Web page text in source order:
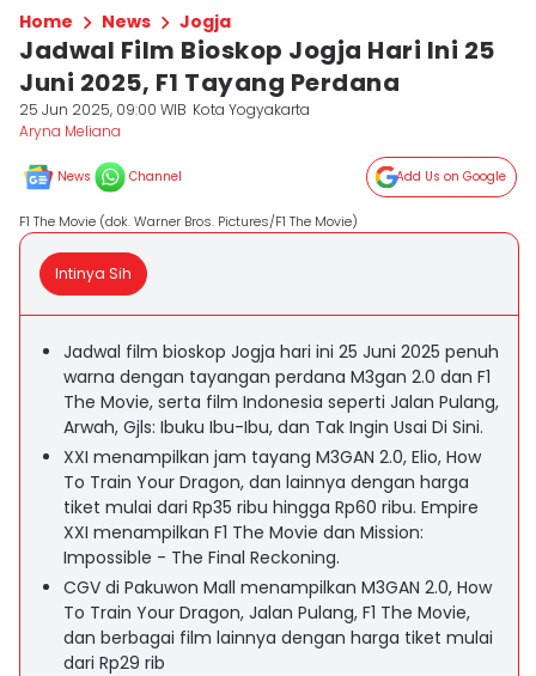
Home News Jogja
Jadwal Film Bioskop Jogja Hari Ini 25
Juni 2025, F1 Tayang Perdana
25 Jun 2025, 09:00 WIB Kota Yogyakarta
Aryna Meliana
News Channel Add Us on Google
F1 The Movie (dok. Warner Bros. Pictures/F1 The Movie)
Intinya Sih
Jadwal film bioskop Jogja hari ini 25 Juni 2025 penuh
warna dengan tayangan perdana M3gan 2.0 dan F1
The Movie, serta film Indonesia seperti Jalan Pulang,
Arwah, Gjls: Ibuku Ibu-Ibu, dan Tak Ingin Usai Di Sini.
XXI menampilkan jam tayang M3GAN 2.0, Elio, How
To Train Your Dragon, dan lainnya dengan harga
tiket mulai dari Rp35 ribu hingga Rp60 ribu. Empire
XXI menampilkan F1 The Movie dan Mission:
Impossible - The Final Reckoning.
CGV di Pakuwon Mall menampilkan M3GAN 2.0, How
To Train Your Dragon, Jalan Pulang, F1 The Movie,
dan berbagai film lainnya dengan harga tiket mulai
dari Rp29 rib